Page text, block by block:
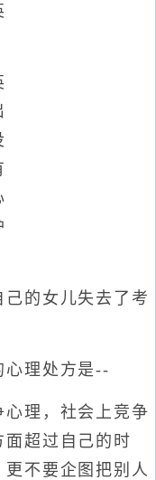
的女儿失去了考
理处方是--
理，社会上竞争
超过自己的时
不要企图把别人